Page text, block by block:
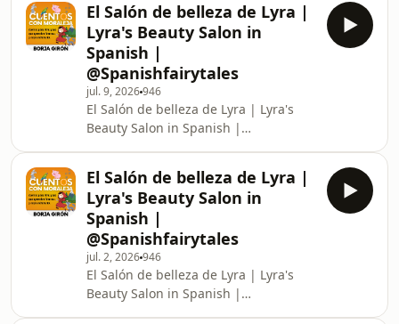
may not be suitable for people below
13 years of age. ► Orientación a los
padres :Alguna parte de este video
puede no ser adecuada para niños
menores de 13 años.Watch Stories in
English on our English Fairy Tales
Channel :
http://www.youtube.com/EnglishFairyTales
Top
El Salón de belleza de Lyra |
Lyra's Beauty Salon in
Spanish |
@Spanishfairytales
jul. 9, 2026946
El Salón de belleza de Lyra | Lyra's
Beauty Salon in Spanish |
may not be suitable for people below
13 years of age. ► Orientación a los
padres :Alguna parte de este video
puede no ser adecuada para niños
menores de 13 años.Watch Stories in
English on our English Fairy Tales
Channel :
http://www.youtube.com/EnglishFairyTales
El Salón de belleza de Lyra |
Lyra's Beauty Salon in
Spanish |
@Spanishfairytales
jul. 2, 2026946
El Salón de belleza de Lyra | Lyra's
Beauty Salon in Spanish |